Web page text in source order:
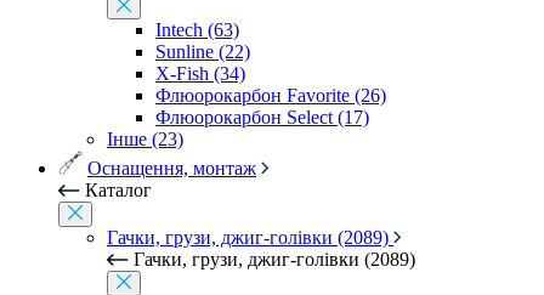
Intech (63)
Sunline (22)
X-Fish (34)
Флюорокарбон Favorite (26)
Флюорокарбон Select (17)
Інше (23)
Оснащення, монтаж
Каталог
Гачки, грузи, джиг-голівки (2089)
Гачки, грузи, джиг-голівки (2089)